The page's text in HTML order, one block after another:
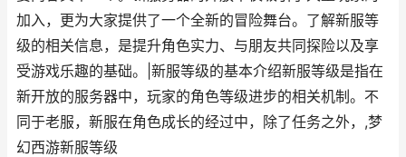
加入，更为大家提供了一个全新的冒险舞台。了解新服等
级的相关信息，是提升角色实力、与朋友共同探险以及享
受游戏乐趣的基础。|新服等级的基本介绍新服等级是指在
新开放的服务器中，玩家的角色等级进步的相关机制。不
同于老服，新服在角色成长的经过中，除了任务之外，,梦
幻西游新服等级